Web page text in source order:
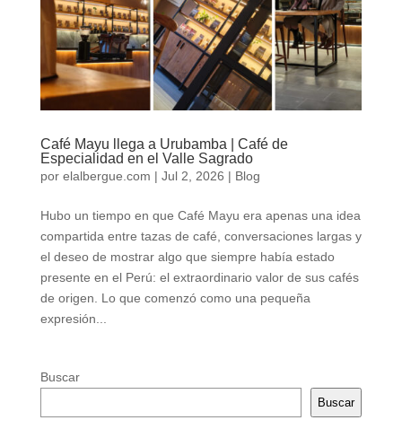
Café Mayu llega a Urubamba | Café de
Especialidad en el Valle Sagrado
por elalbergue.com | Jul 2, 2026 | Blog
Hubo un tiempo en que Café Mayu era apenas una idea
compartida entre tazas de café, conversaciones largas y
el deseo de mostrar algo que siempre había estado
presente en el Perú: el extraordinario valor de sus cafés
de origen. Lo que comenzó como una pequeña
expresión...
Buscar
Buscar